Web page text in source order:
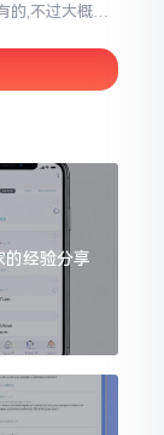
,不过大概在
如今大概差不
经验分享